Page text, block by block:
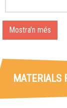
Mostra'n més
MATERIALS